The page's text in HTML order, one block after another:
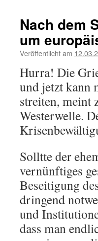
Nach dem
um
Veröffentlicht am
Hurra! Die
und jetzt kann
streiten, meint
Westerwelle.
Solltte der
vernünftiges
Beseitigung
dringend
und
dass man